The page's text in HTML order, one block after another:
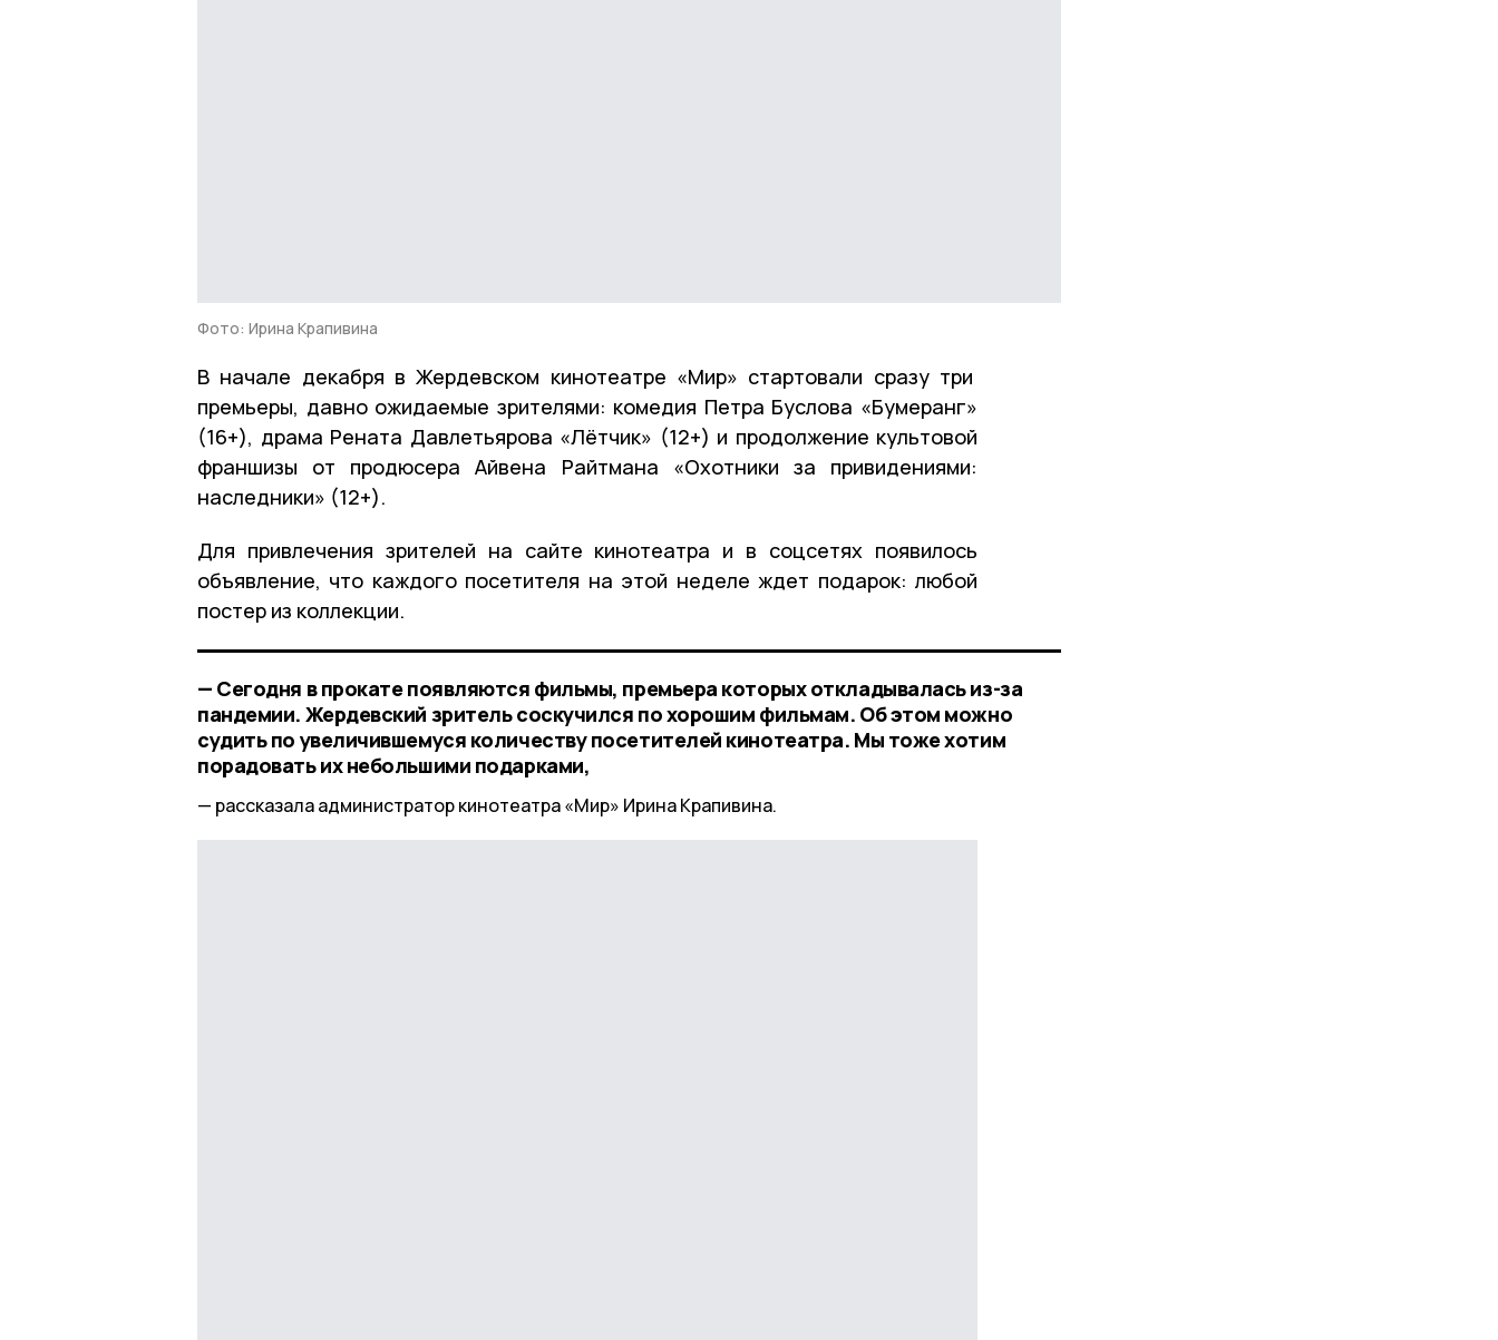
Фото: Ирина Крапивина
В начале декабря в Жердевском кинотеатре «Мир» стартовали сразу три
премьеры, давно ожидаемые зрителями: комедия Петра Буслова «Бумеранг»
(16+), драма Рената Давлетьярова «Лётчик» (12+) и продолжение культовой
франшизы от продюсера Айвена Райтмана «Охотники за привидениями:
наследники» (12+).
Для привлечения зрителей на сайте кинотеатра и в соцсетях появилось
объявление, что каждого посетителя на этой неделе ждет подарок: любой
постер из коллекции.
— Сегодня в прокате появляются фильмы, премьера которых откладывалась из-за
пандемии. Жердевский зритель соскучился по хорошим фильмам. Об этом можно
судить по увеличившемуся количеству посетителей кинотеатра. Мы тоже хотим
порадовать их небольшими подарками,
рассказала администратор кинотеатра «Мир» Ирина Крапивина.